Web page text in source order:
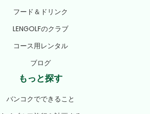
フード＆ドリンク
LENGOLFのクラブ
コース用レンタル
ブログ
もっと探す
バンコクでできること